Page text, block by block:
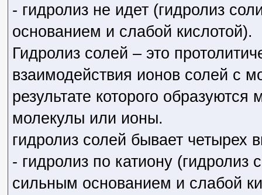
- гидролиз не идет (гидролиз
основанием и слабой кислотой).
Гидролиз солей – это
взаимодействия ионов солей с
результате которого
молекулы или ионы.
гидролиз солей бывает четырех
- гидролиз по катиону (гидролиз
сильным основанием и слабой